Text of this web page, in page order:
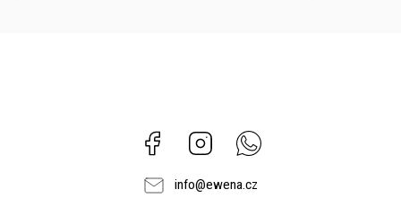
Facebook Instagram
info@ewena.cz